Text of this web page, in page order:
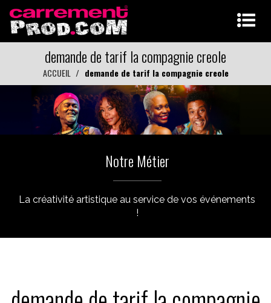
demande de tarif la compagnie creole
ACCUEIL demande de tarif la compagnie creole
Notre Métier
La créativité artistique au service de vos événements
!